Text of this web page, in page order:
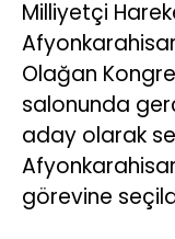
Milliyetçi
Afyonkarahisar
Olağan
salonunda
aday olarak
Afyonkarahisar
görevine